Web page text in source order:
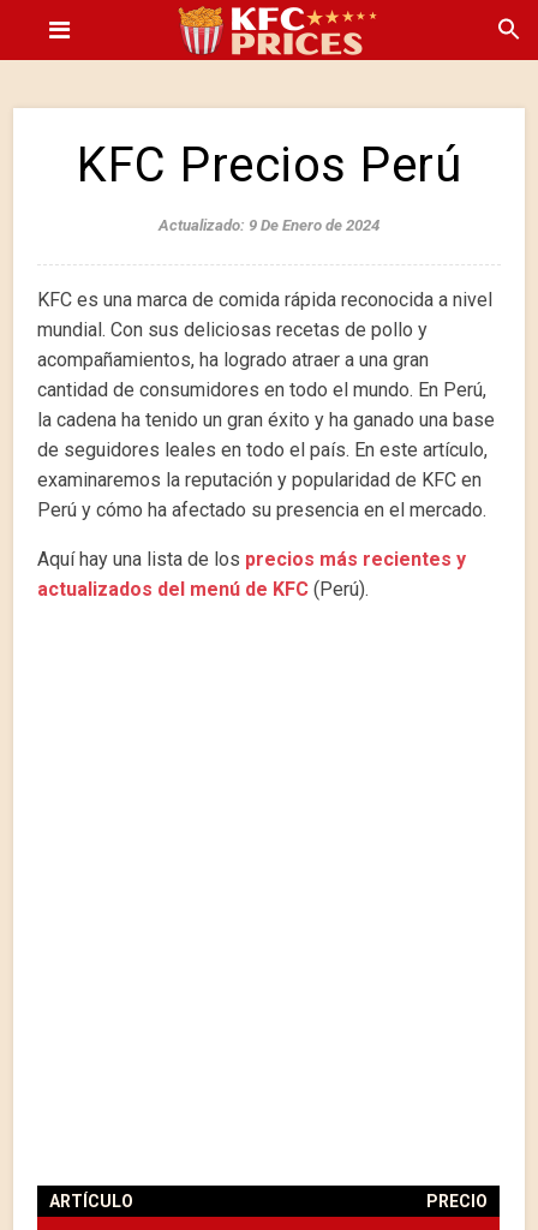
KFC Precios Perú
Actualizado: 9 De Enero de 2024
KFC es una marca de comida rápida reconocida a nivel
mundial. Con sus deliciosas recetas de pollo y
acompañamientos, ha logrado atraer a una gran
cantidad de consumidores en todo el mundo. En Perú,
la cadena ha tenido un gran éxito y ha ganado una base
de seguidores leales en todo el país. En este artículo,
examinaremos la reputación y popularidad de KFC en
Perú y cómo ha afectado su presencia en el mercado.
Aquí hay una lista de los precios más recientes y
actualizados del menú de KFC (Perú).
ARTÍCULO PRECIO